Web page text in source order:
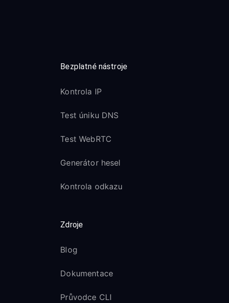
Bezplatné nástroje
Kontrola IP
Test úniku DNS
Test WebRTC
Generátor hesel
Kontrola odkazu
Zdroje
Blog
Dokumentace
Průvodce CLI